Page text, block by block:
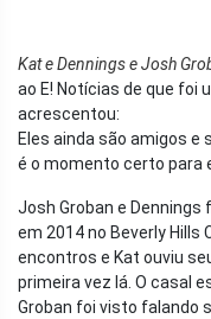
Kat e Dennings e Josh
ao E! Notícias de que foi
acrescentou:
Eles ainda são amigos e
é o momento certo para
Josh Groban e
em 2014 no Beverly Hills
encontros e Kat ouviu
primeira vez lá. O casal
Groban foi visto falando